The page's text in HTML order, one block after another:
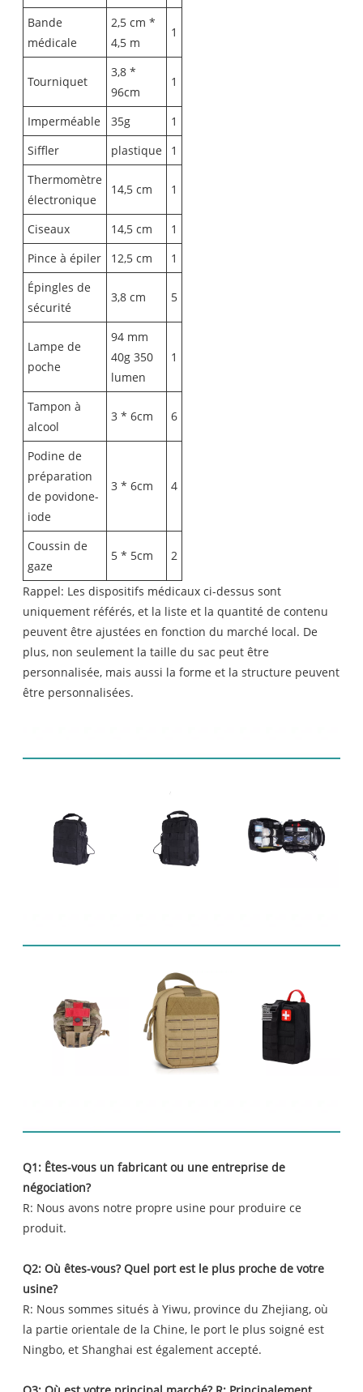
Bande
médicale
2,5 cm *
4,5 m
1
Tourniquet
3,8 *
96cm
1
Imperméable 35g
1
Siffler
plastique
1
Thermomètre
électronique
14,5 cm 1
Ciseaux 14,5 cm
1
Pince à épiler
12,5 cm
1
Épingles de
sécurité
3,8 cm 5
Lampe de
poche
94 mm
40g 350
lumen
1
Tampon à
alcool
3 * 6cm 6
Podine de
préparation
de povidone-
iode
3 * 6cm 4
Coussin de
gaze
5 * 5cm 2
Rappel: Les dispositifs médicaux ci-dessus sont
uniquement référés, et la liste et la quantité de contenu
peuvent être ajustées en fonction du marché local. De
plus, non seulement la taille du sac peut être
personnalisée, mais aussi la forme et la structure peuvent
être personnalisées.
Q1: Êtes-vous un fabricant ou une entreprise de
négociation?
R: Nous avons notre propre usine pour produire ce
produit.
Q2: Où êtes-vous? Quel port est le plus proche de votre
usine?
R: Nous sommes situés à Yiwu, province du Zhejiang, où
la partie orientale de la Chine, le port le plus soigné est
Ningbo, et Shanghai est également accepté.